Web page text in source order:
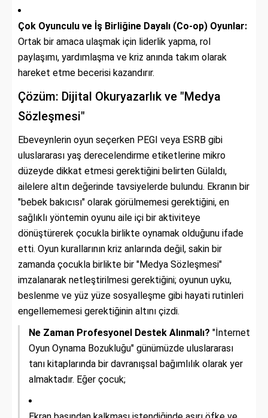
Çok Oyunculu ve İş Birliğine Dayalı (Co-op) Oyunlar:
Ortak bir amaca ulaşmak için liderlik yapma, rol
paylaşımı, yardımlaşma ve kriz anında takım olarak
hareket etme becerisi kazandırır.
Çözüm: Dijital Okuryazarlık ve "Medya
Sözleşmesi"
Ebeveynlerin oyun seçerken PEGI veya ESRB gibi
uluslararası yaş derecelendirme etiketlerine mikro
düzeyde dikkat etmesi gerektiğini belirten Gülaldı,
ailelere altın değerinde tavsiyelerde bulundu. Ekranın bir
"bebek bakıcısı" olarak görülmemesi gerektiğini, en
sağlıklı yöntemin oyunu aile içi bir aktiviteye
dönüştürerek çocukla birlikte oynamak olduğunu ifade
etti. Oyun kurallarının kriz anlarında değil, sakin bir
zamanda çocukla birlikte bir "Medya Sözleşmesi"
imzalanarak netleştirilmesi gerektiğini; oyunun uyku,
beslenme ve yüz yüze sosyalleşme gibi hayati rutinleri
engellememesi gerektiğinin altını çizdi.
Ne Zaman Profesyonel Destek Alınmalı? "İnternet
Oyun Oynama Bozukluğu" günümüzde uluslararası
tanı kitaplarında bir davranışsal bağımlılık olarak yer
almaktadır. Eğer çocuk;